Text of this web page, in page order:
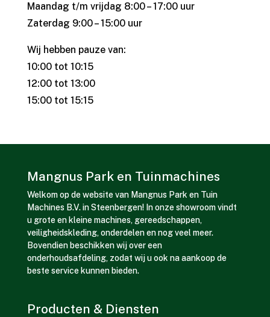
Maandag t/m vrijdag 8:00 – 17:00 uur
Zaterdag 9:00 – 15:00 uur
Wij hebben pauze van:
10:00 tot 10:15
12:00 tot 13:00
15:00 tot 15:15
Mangnus Park en Tuinmachines
Welkom op de website van Mangnus Park en Tuin
Machines B.V. in Steenbergen! In onze showroom vindt
u grote en kleine machines, gereedschappen,
veiligheidskleding, onderdelen en nog veel meer.
Bovendien beschikken wij over een
onderhoudsafdeling, zodat wij u ook na aankoop de
beste service kunnen bieden.
Producten & Diensten